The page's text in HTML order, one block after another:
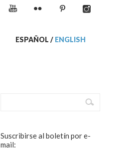
ESPAÑOL / ENGLISH
Suscribirse al boletín por e-
mail: